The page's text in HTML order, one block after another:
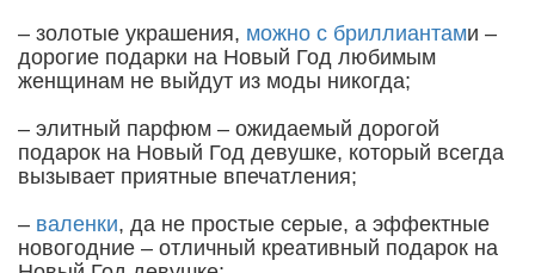
– золотые украшения, можно с бриллиантами –
дорогие подарки на Новый Год любимым
женщинам не выйдут из моды никогда;
– элитный парфюм – ожидаемый дорогой
подарок на Новый Год девушке, который всегда
вызывает приятные впечатления;
– валенки, да не простые серые, а эффектные
новогодние – отличный креативный подарок на